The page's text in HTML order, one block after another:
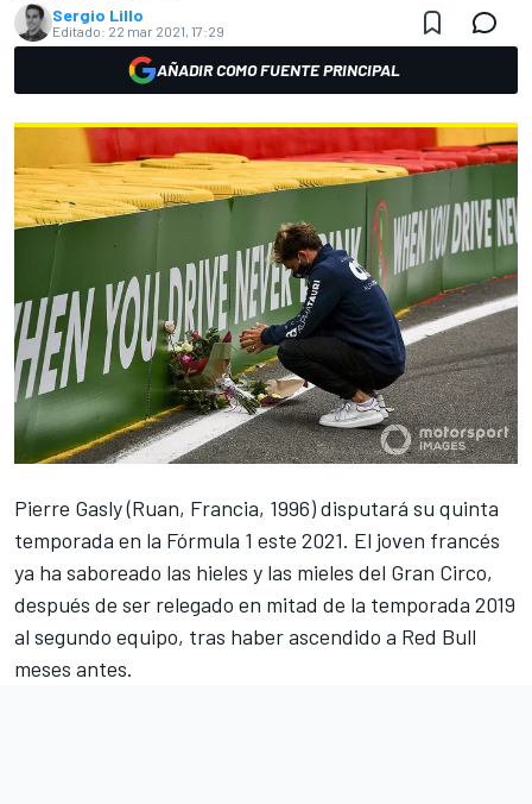
Sergio Lillo
Editado: 22 mar 2021, 17:29
AÑADIR COMO FUENTE PRINCIPAL
Pierre Gasly(Ruan, Francia, 1996) disputará su quinta
temporada en la Fórmula 1 este 2021. El joven francés
ya ha saboreado las hieles y las mieles del Gran Circo,
después de ser relegado en mitad de la temporada 2019
al segundo equipo, tras haber ascendido a Red Bull
meses antes.